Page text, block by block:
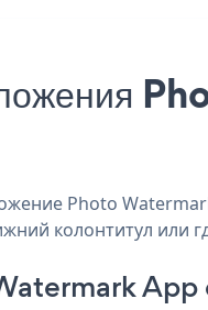
Photo
колонтитул или